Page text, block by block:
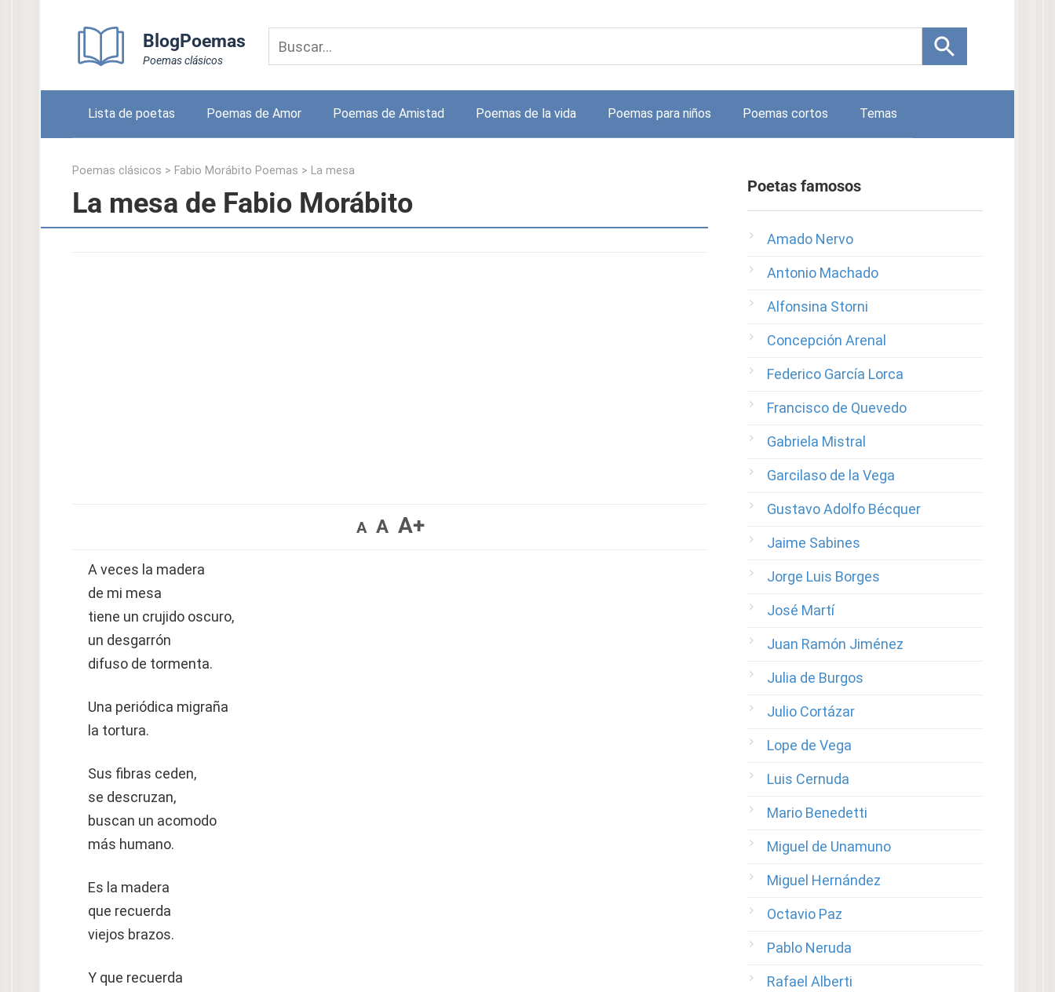
BlogPoemas
Poemas clásicos
Lista de poetas Poemas de Amor Poemas de Amistad Poemas de la vida Poemas para niños Poemas cortos Temas
Poemas clásicos > Fabio Morábito Poemas > La mesa
La mesa de Fabio Morábito
A A A+
A veces la madera
de mi mesa
tiene un crujido oscuro,
un desgarrón
difuso de tormenta.
Una periódica migraña
la tortura.
Sus fibras ceden,
se descruzan,
buscan un acomodo
más humano.
Es la madera
que recuerda
viejos brazos.
Y que recuerda
Poetas famosos
Amado Nervo
Antonio Machado
Alfonsina Storni
Concepción Arenal
Federico García Lorca
Francisco de Quevedo
Gabriela Mistral
Garcilaso de la Vega
Gustavo Adolfo Bécquer
Jaime Sabines
Jorge Luis Borges
José Martí
Juan Ramón Jiménez
Julia de Burgos
Julio Cortázar
Lope de Vega
Luis Cernuda
Mario Benedetti
Miguel de Unamuno
Miguel Hernández
Octavio Paz
Pablo Neruda
Rafael Alberti